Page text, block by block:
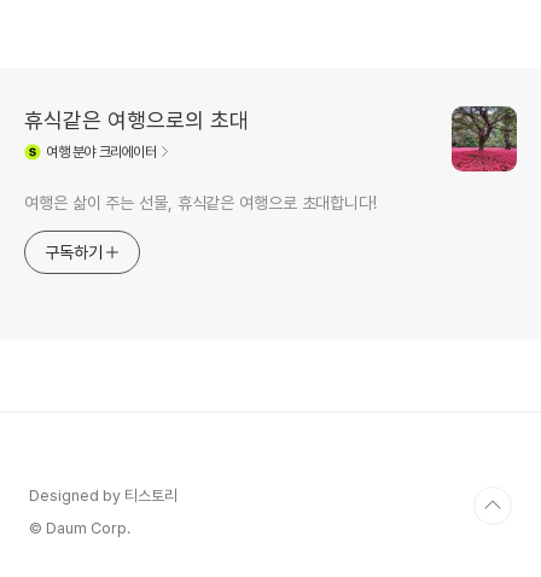
휴식같은 여행으로의 초대
여행분야 크리에이터
여행은 삶이 주는 선물, 휴식같은 여행으로 초대합니다!
구독하기
Designed by 티스토리
© Daum Corp.